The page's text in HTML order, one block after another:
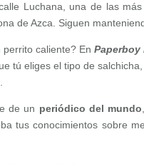
Luchana, una de las
de Azca. Siguen
perrito caliente? EnPaperboy
tú eliges el tipo de
de un periódico del mundo
tus conocimientos sobre